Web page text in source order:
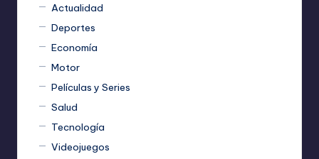
Actualidad
Deportes
Economía
Motor
Películas y Series
Salud
Tecnología
Videojuegos